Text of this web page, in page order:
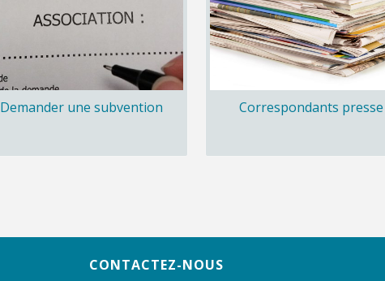
Demander une subvention Correspondants presse
CONTACTEZ-NOUS